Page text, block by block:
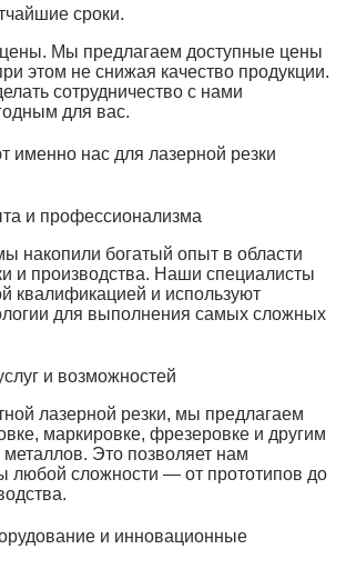
сроки.
Мы предлагаем доступные цены
этом не снижая качество продукции.
сотрудничество с нами
для вас.
именно нас для лазерной резки
и профессионализма
накопили богатый опыт в области
и производства. Наши специалисты
квалификацией и используют
для выполнения самых сложных
и возможностей
лазерной резки, мы предлагаем
маркировке, фрезеровке и другим
Это позволяет нам
любой сложности — от прототипов до
и инновационные